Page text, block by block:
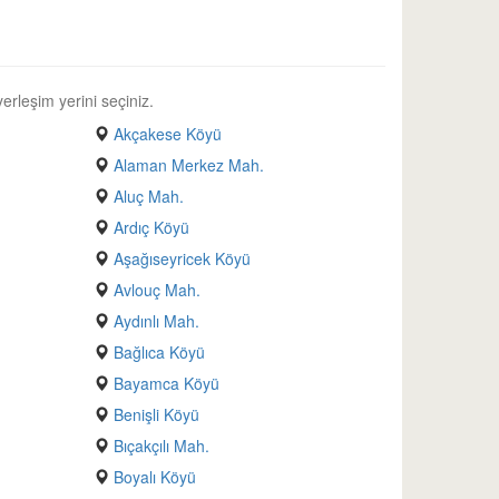
yerini seçiniz.
Akçakese Köyü
Alaman Merkez Mah.
Aluç Mah.
Ardıç Köyü
Aşağıseyricek Köyü
Avlouç Mah.
Aydınlı Mah.
Bağlıca Köyü
Bayamca Köyü
Benişli Köyü
Bıçakçılı Mah.
Boyalı Köyü